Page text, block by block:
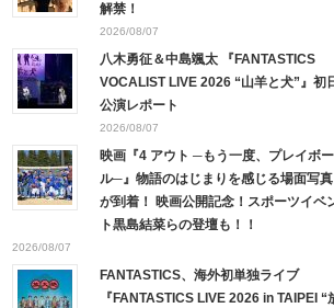
解禁！
2026/08/07
八木勇征＆中島颯太 『FANTASTICS
VOCALIST LIVE 2026 “山羊と犬”』初
公演レポート
2026/08/07
映画『4 アウト ─もう一度、プレイボー
ル─』物語のはじまりを感じる場面写真
が到着！ 映画公開記念！スポーツイベ
ト黒島結菜らの登壇も！！
2026/08/07
FANTASTICS、海外初単独ライブ
『FANTASTICS LIVE 2026 in TAIPEI “